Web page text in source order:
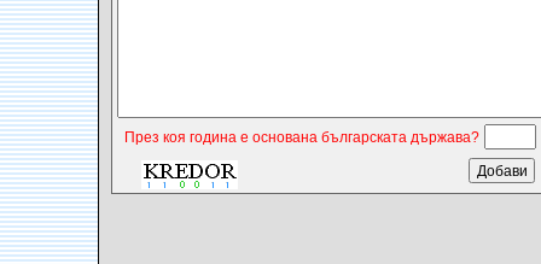
През коя година е основана българската държава?